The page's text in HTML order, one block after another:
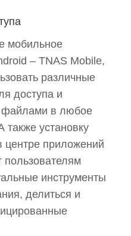
мобильное
– TNAS Mobile,
различные
доступа и
файлами в любое
установку
центре приложений
пользователям
инструменты
делиться и